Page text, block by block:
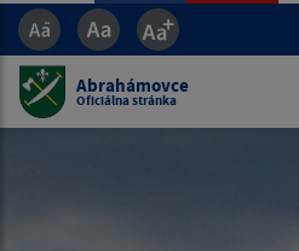
Abrahámovce
Oficiálna stránka